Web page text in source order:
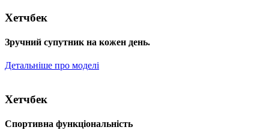
Хетчбек
Зручний супутник на кожен день.
Детальніше про моделі
Хетчбек
Спортивна функціональність